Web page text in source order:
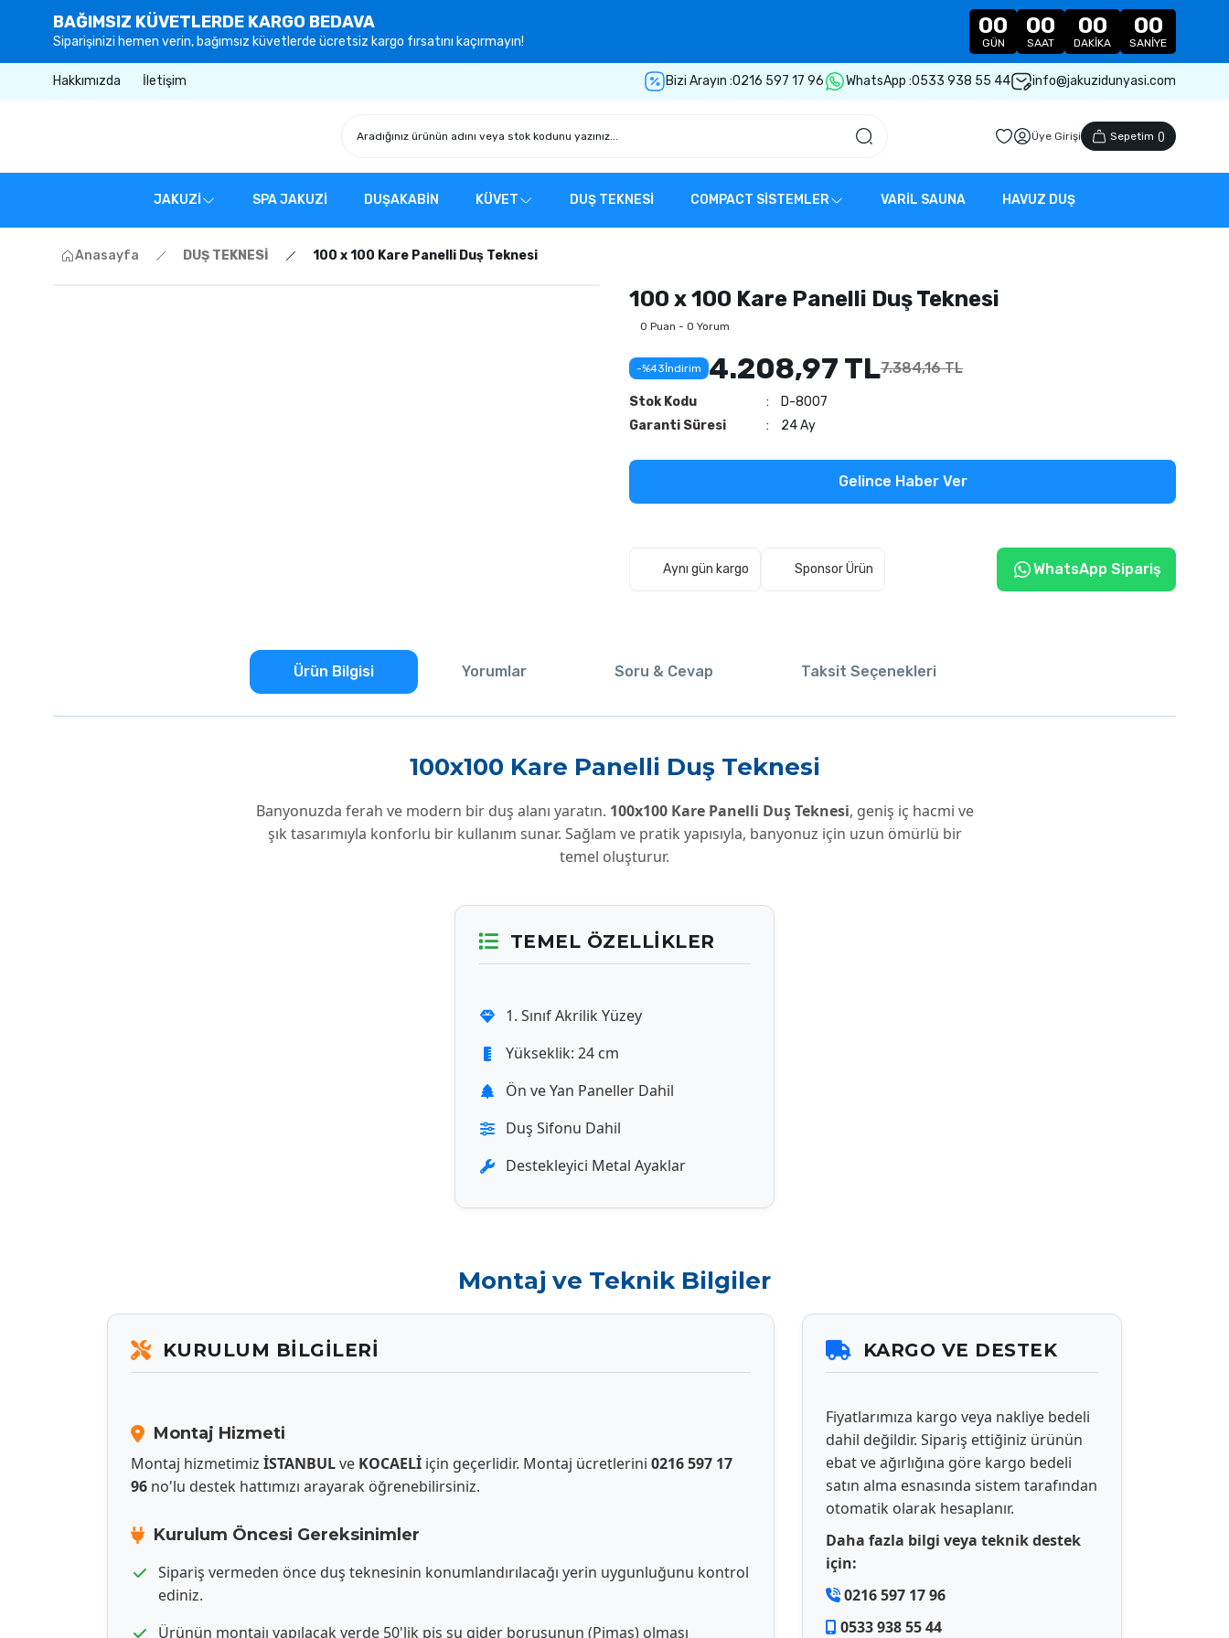
BAĞIMSIZ KÜVETLERDE KARGO BEDAVA
Siparişinizi hemen verin, bağımsız küvetlerde ücretsiz kargo fırsatını kaçırmayın!
00
GÜN
00
SAAT
00
DAKIKA
00
SANIYE
Hakkımızda İletişim Bizi Arayın :0216 597 17 96 WhatsApp :0533 938 55 44 info@jakuzidunyasi.com
Üye Girişi Sepetim ()
JAKUZİ SPA JAKUZİ DUŞAKABİN KÜVET DUŞ TEKNESİ COMPACT SİSTEMLER VARİL SAUNA HAVUZ DUŞ
Anasayfa DUŞ TEKNESİ 100 x 100 Kare Panelli Duş Teknesi
100 x 100 Kare Panelli Duş Teknesi
0 Puan - 0 Yorum
-%43İndirim 4.208,97 TL7.384,16 TL
Stok Kodu
D-8007
Garanti Süresi
24 Ay
Gelince Haber Ver
Aynı gün kargo Sponsor Ürün WhatsApp Sipariş
Ürün Bilgisi Yorumlar Soru & Cevap Taksit Seçenekleri
100x100 Kare Panelli Duş Teknesi
Banyonuzda ferah ve modern bir duş alanı yaratın. 100x100 Kare Panelli Duş Teknesi, geniş iç hacmi ve
şık tasarımıyla konforlu bir kullanım sunar. Sağlam ve pratik yapısıyla, banyonuz için uzun ömürlü bir
temel oluşturur.
TEMEL ÖZELLIKLER
1. Sınıf Akrilik Yüzey
Yükseklik: 24 cm
Ön ve Yan Paneller Dahil
Duş Sifonu Dahil
Destekleyici Metal Ayaklar
Montaj ve Teknik Bilgiler
KURULUM BILGILERI
Montaj Hizmeti
Montaj hizmetimiz İSTANBULve KOCAELİ için geçerlidir. Montaj ücretlerini 0216 597 17
96 no'lu destek hattımızı arayarak öğrenebilirsiniz.
Kurulum Öncesi Gereksinimler
Sipariş vermeden önce duş teknesinin konumlandırılacağı yerin uygunluğunu kontrol
ediniz.
Ürünün montajı yapılacak yerde 50'lik pis su gider borusunun (Pimaş) olması
KARGO VE DESTEK
Fiyatlarımıza kargo veya nakliye bedeli
dahil değildir. Sipariş ettiğiniz ürünün
ebat ve ağırlığına göre kargo bedeli
satın alma esnasında sistem tarafından
otomatik olarak hesaplanır.
Daha fazla bilgi veya teknik destek
için:
0216 597 17 96
0533 938 55 44